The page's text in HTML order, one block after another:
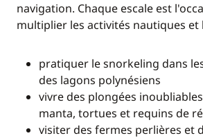
navigation. Chaque escale est
multiplier les activités nautiques et
pratiquer le snorkeling dans
des lagons polynésiens
vivre des plongées
manta, tortues et requins de
visiter des fermes perlières et